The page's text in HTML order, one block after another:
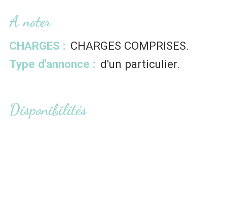
A noter
CHARGES : CHARGES COMPRISES
Type d'annonce : d'un particulier
Disponibilités